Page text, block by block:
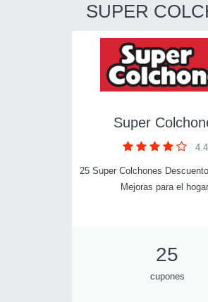
SUPER
Super
25 Super Colchones
Mejoras para el
25
cupones